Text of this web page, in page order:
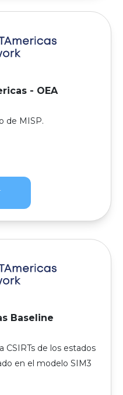
- OEA
de MISP.
Baseline
CSIRTs de los estados
en el modelo SIM3